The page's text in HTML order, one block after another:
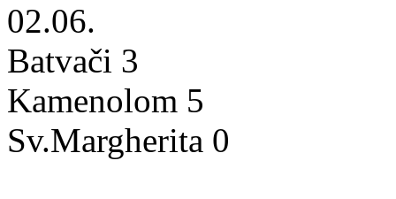
02.06.
Batvači 3
Kamenolom 5
Sv.Margherita 0